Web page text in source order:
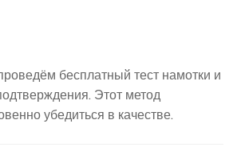
бесплатный тест намотки и
Этот метод
убедиться в качестве.